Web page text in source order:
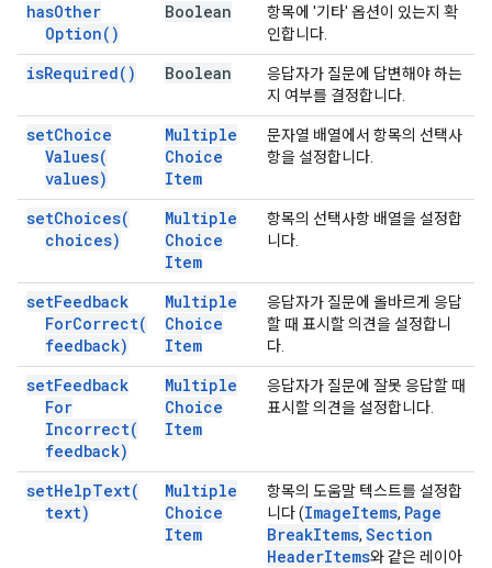
hasOther
Option( )
Boolean
항목에 '기타' 옵션이 있는지 확
인합니다.
isRequired( ) Boolean
응답자가 질문에 답변해야 하는
지 여부를 결정합니다.
setChoice
Values(
values)
Multiple
Choice
Item
문자열 배열에서 항목의 선택사
항을 설정합니다.
setChoices(
choices)
Multiple
Choice
Item
항목의 선택사항 배열을 설정합
니다.
setFeedback
ForCorrect(
feedback)
Multiple
Choice
Item
응답자가 질문에 올바르게 응답
할 때 표시할 의견을 설정합니
다.
setFeedback
For
Incorrect(
feedback)
Multiple
Choice
Item
응답자가 질문에 잘못 응답할 때
표시할 의견을 설정합니다.
setHelpText(
text)
Multiple
Choice
Item
항목의 도움말 텍스트를 설정합
니다 (ImageItems, Page
BreakItems, Section
HeaderItems와 같은 레이아